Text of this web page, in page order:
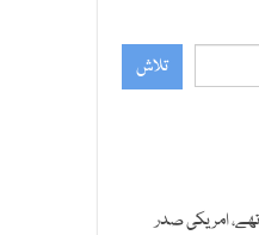
تلاش
امریکی صدر